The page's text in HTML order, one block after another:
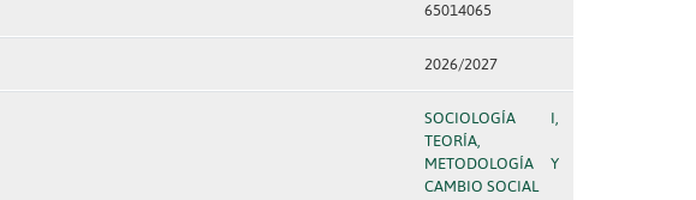
65014065
2026/2027
SOCIOLOGÍA I,
TEORÍA,
METODOLOGÍA Y
CAMBIO SOCIAL